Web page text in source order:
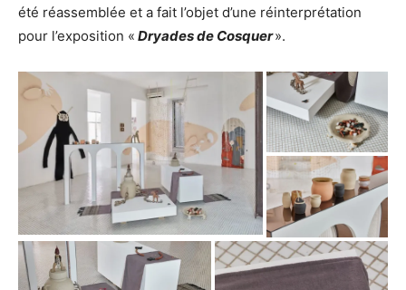
été réassemblée et a fait l’objet d’une réinterprétation
pour l’exposition « Dryades de Cosquer».